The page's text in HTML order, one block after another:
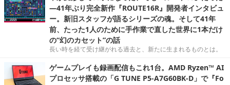
―41年ぶり完全新作『ROUTE16R』開発者インタビュ
ー。新旧スタッフが語るシリーズの魂。そして41年
前、たった1人のために手作業で直した世界に1本だけ
の“幻のカセット”の話
長い時を経て受け継がれる過去と、新たに生まれるものとは。
ゲームプレイも録画配信もこれ1台。AMD Ryzen™ AI
プロセッサ搭載の「G TUNE P5-A7G60BK-D」で『Fo